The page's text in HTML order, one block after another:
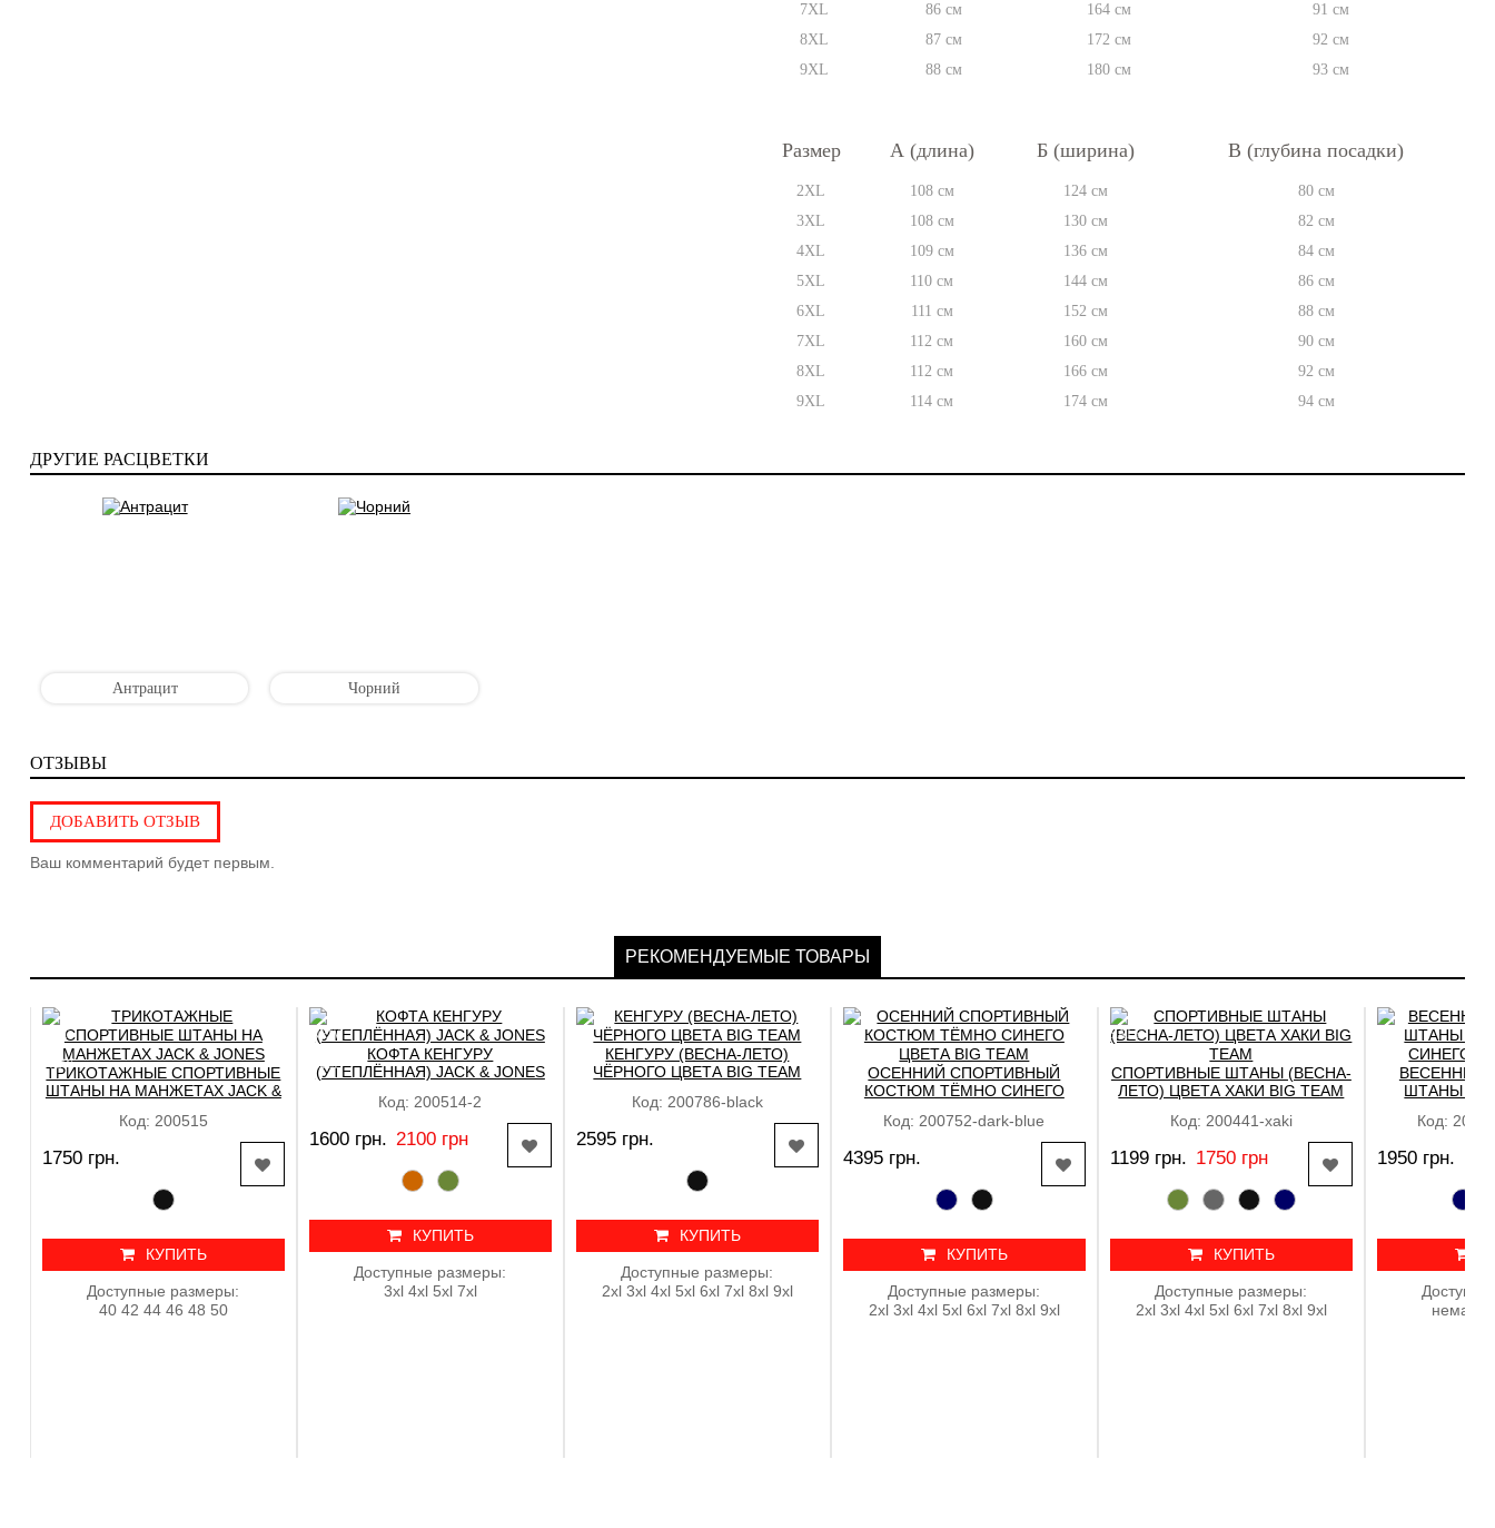
7XL
86 см 164 см
91 см
8XL
87 см 172 см
92 см
9XL
88 см 180 см 93 см
Размер А (длина) Б (ширина) В (глубина посадки)
2XL 108 см 124 см
80 см
3XL
108 см 130 см
82 см
4XL
109 см 136 см
84 см
5XL
110 см 144 см
86 см
6XL
111 см 152 см
88 см
7XL
112 см 160 см
90 см
8XL
112 см 166 см
92 см
9XL
114 см 174 см 94 см
ДРУГИЕ РАСЦВЕТКИ
Антрацит Чорний
ОТЗЫВЫ
ДОБАВИТЬ ОТЗЫВ
Ваш комментарий будет первым.
РЕКОМЕНДУЕМЫЕ ТОВАРЫ
HIT
NEW
ТРИКОТАЖНЫЕ СПОРТИВНЫЕ
ШТАНЫ НА МАНЖЕТАХ JACK &
Код: 200515
1750 грн.
КУПИТЬ
Доступные размеры:
40 42 44 46 48 50
NEW
SALE
КОФТА КЕНГУРУ
(УТЕПЛЁННАЯ) JACK & JONES
Код: 200514-2
1600 грн. 2100 грн
КУПИТЬ
Доступные размеры:
3xl 4xl 5xl 7xl
КЕНГУРУ (ВЕСНА-ЛЕТО)
ЧЁРНОГО ЦВЕТА BIG TEAM
Код: 200786-black
2595 грн.
КУПИТЬ
Доступные размеры:
2xl 3xl 4xl 5xl 6xl 7xl 8xl 9xl
ОСЕННИЙ СПОРТИВНЫЙ
КОСТЮМ ТЁМНО СИНЕГО
Код: 200752-dark-blue
4395 грн.
КУПИТЬ
Доступные размеры:
2xl 3xl 4xl 5xl 6xl 7xl 8xl 9xl
SALE
СПОРТИВНЫЕ ШТАНЫ (ВЕСНА-
ЛЕТО) ЦВЕТА ХАКИ BIG TEAM
Код: 200441-xaki
1199 грн. 1750 грн
КУПИТЬ
Доступные размеры:
2xl 3xl 4xl 5xl 6xl 7xl 8xl 9xl
ВЕСЕННИЕ
ШТАНЫ
Код:
1950 грн.
немає в